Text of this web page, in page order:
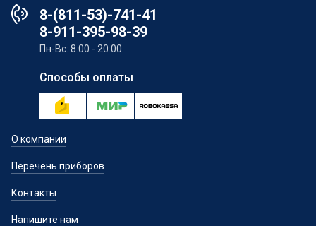
8-(811-53)-741-41
8-911-395-98-39
Пн-Вс: 8:00 - 20:00
Способы оплаты
О компании
Перечень приборов
Контакты
Напишите нам